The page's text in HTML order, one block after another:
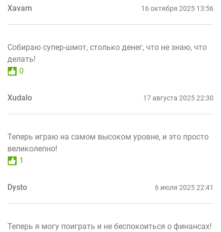
Xavam 16 октября 2025 13:56
Собираю супер-шмот, столько денег, что не знаю, что
делать!
0
Xudalo 17 августа 2025 22:30
Теперь играю на самом высоком уровне, и это просто
великолепно!
1
Dysto 6 июля 2025 22:41
Теперь я могу поиграть и не беспокоиться о финансах!